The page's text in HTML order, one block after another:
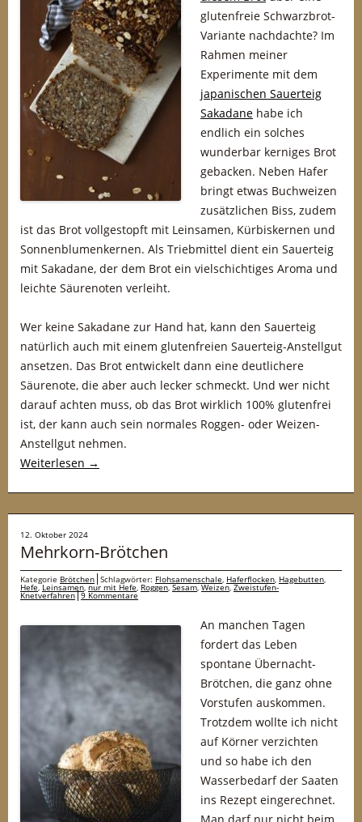
glutenfreie Schwarzbrot-
Variante nachdachte? Im
Rahmen meiner
Experimente mit dem
japanischen Sauerteig
Sakadane habe ich
endlich ein solches
wunderbar kerniges Brot
gebacken. Neben Hafer
bringt etwas Buchweizen
zusätzlichen Biss, zudem
ist das Brot vollgestopft mit Leinsamen, Kürbiskernen und
Sonnenblumenkernen. Als Triebmittel dient ein Sauerteig
mit Sakadane, der dem Brot ein vielschichtiges Aroma und
leichte Säurenoten verleiht.
Wer keine Sakadane zur Hand hat, kann den Sauerteig
natürlich auch mit einem glutenfreien Sauerteig-Anstellgut
ansetzen. Das Brot entwickelt dann eine deutlichere
Säurenote, die aber auch lecker schmeckt. Und wer nicht
darauf achten muss, ob das Brot wirklich 100% glutenfrei
ist, der kann auch sein normales Roggen- oder Weizen-
Anstellgut nehmen.
Weiterlesen →
12. Oktober 2024
Mehrkorn-Brötchen
Kategorie Brötchen Schlagwörter: Flohsamenschale, Haferflocken, Hagebutten,
Hefe,Leinsamen,nur mit Hefe, Roggen,Sesam,Weizen,Zweistufen-
Knetverfahren 9 Kommentare
An manchen Tagen
fordert das Leben
spontane Übernacht-
Brötchen, die ganz ohne
Vorstufen auskommen.
Trotzdem wollte ich nicht
auf Körner verzichten
und so habe ich den
Wasserbedarf der Saaten
ins Rezept eingerechnet.